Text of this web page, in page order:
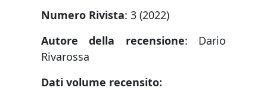
Numero Rivista: 3 (2022)
Autore della recensione: Dario
Rivarossa
Dati volume recensito: